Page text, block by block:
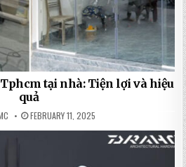
Tphcm tại nhà: Tiện lợi và hiệu
quả
FEBRUARY 11, 2025